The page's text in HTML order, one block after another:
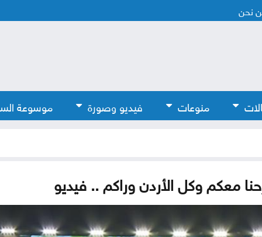
نحن
منوعات فيديو وصورة موسوعة
معكم وكل الأردن وراكم .. فيديو